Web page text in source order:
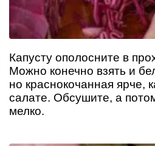
Капусту ополосните в
Можно конечно взять и
но краснокочанная ярче,
салате. Обсушите, а
мелко.